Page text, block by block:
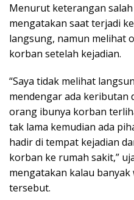
Menurut keterangan
mengatakan saat terjadi
langsung, namun melihat
korban setelah kejadian.
“Saya tidak melihat
mendengar ada keributan
orang ibunya korban
tak lama kemudian ada
hadir di tempat kejadian
korban ke rumah sakit,”
mengatakan kalau
tersebut.